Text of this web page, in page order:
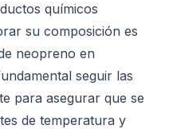
químicos
su composición es
neopreno en
seguir las
para asegurar que se
de temperatura y